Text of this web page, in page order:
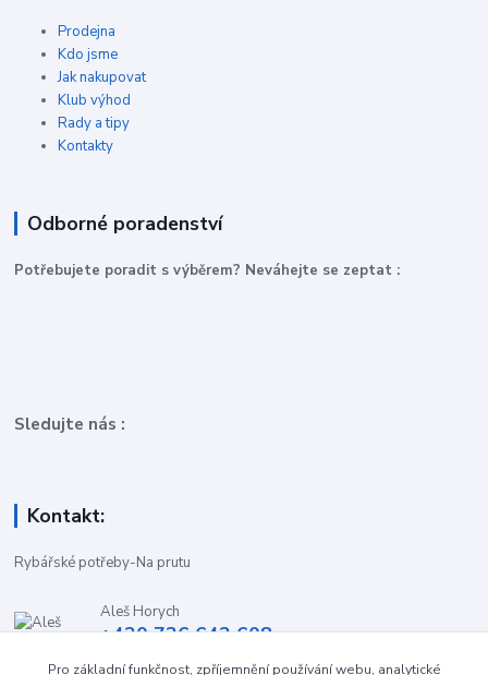
Prodejna
Kdo jsme
Jak nakupovat
Klub výhod
Rady a tipy
Kontakty
Odborné poradenství
Potřebujete poradit s výběrem? Neváhejte se zeptat :
Sledujte nás :
Kontakt:
Rybářské potřeby-Na prutu
Aleš Horych
+420 736 642 608
Pro základní funkčnost, zpříjemnění používání webu, analytické